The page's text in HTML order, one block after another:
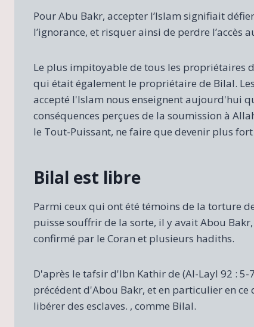
Pour Abu Bakr, accepter l’Islam signifiait
l’ignorance, et risquer ainsi de perdre
Le plus impitoyable de tous les propriétaires
qui était également le propriétaire de Bilal.
accepté l'Islam nous enseignent aujourd'hui
conséquences perçues de la soumission à
le Tout-Puissant, ne faire que devenir plus
Bilal est libre
Parmi ceux qui ont été témoins de la torture
puisse souffrir de la sorte, il y avait Abou
confirmé par le Coran et plusieurs hadiths.
D'après le tafsir d'Ibn Kathir de (Al-Layl 92 :
précédent d'Abou Bakr, et en particulier en
libérer des esclaves. , comme Bilal.